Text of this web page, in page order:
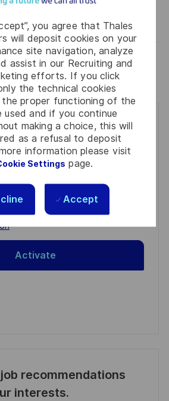
you agree that Thales
will deposit cookies on your
site navigation, analyze
assist in our Recruiting and
efforts. If you click
the technical cookies
proper functioning of the
used and if you continue
making a choice, this will
as a refusal to deposit
information please visit
Settings page.
Accept
Save
similar jobs
once a week
to the terms of processing
Activate
recommendations
interests.